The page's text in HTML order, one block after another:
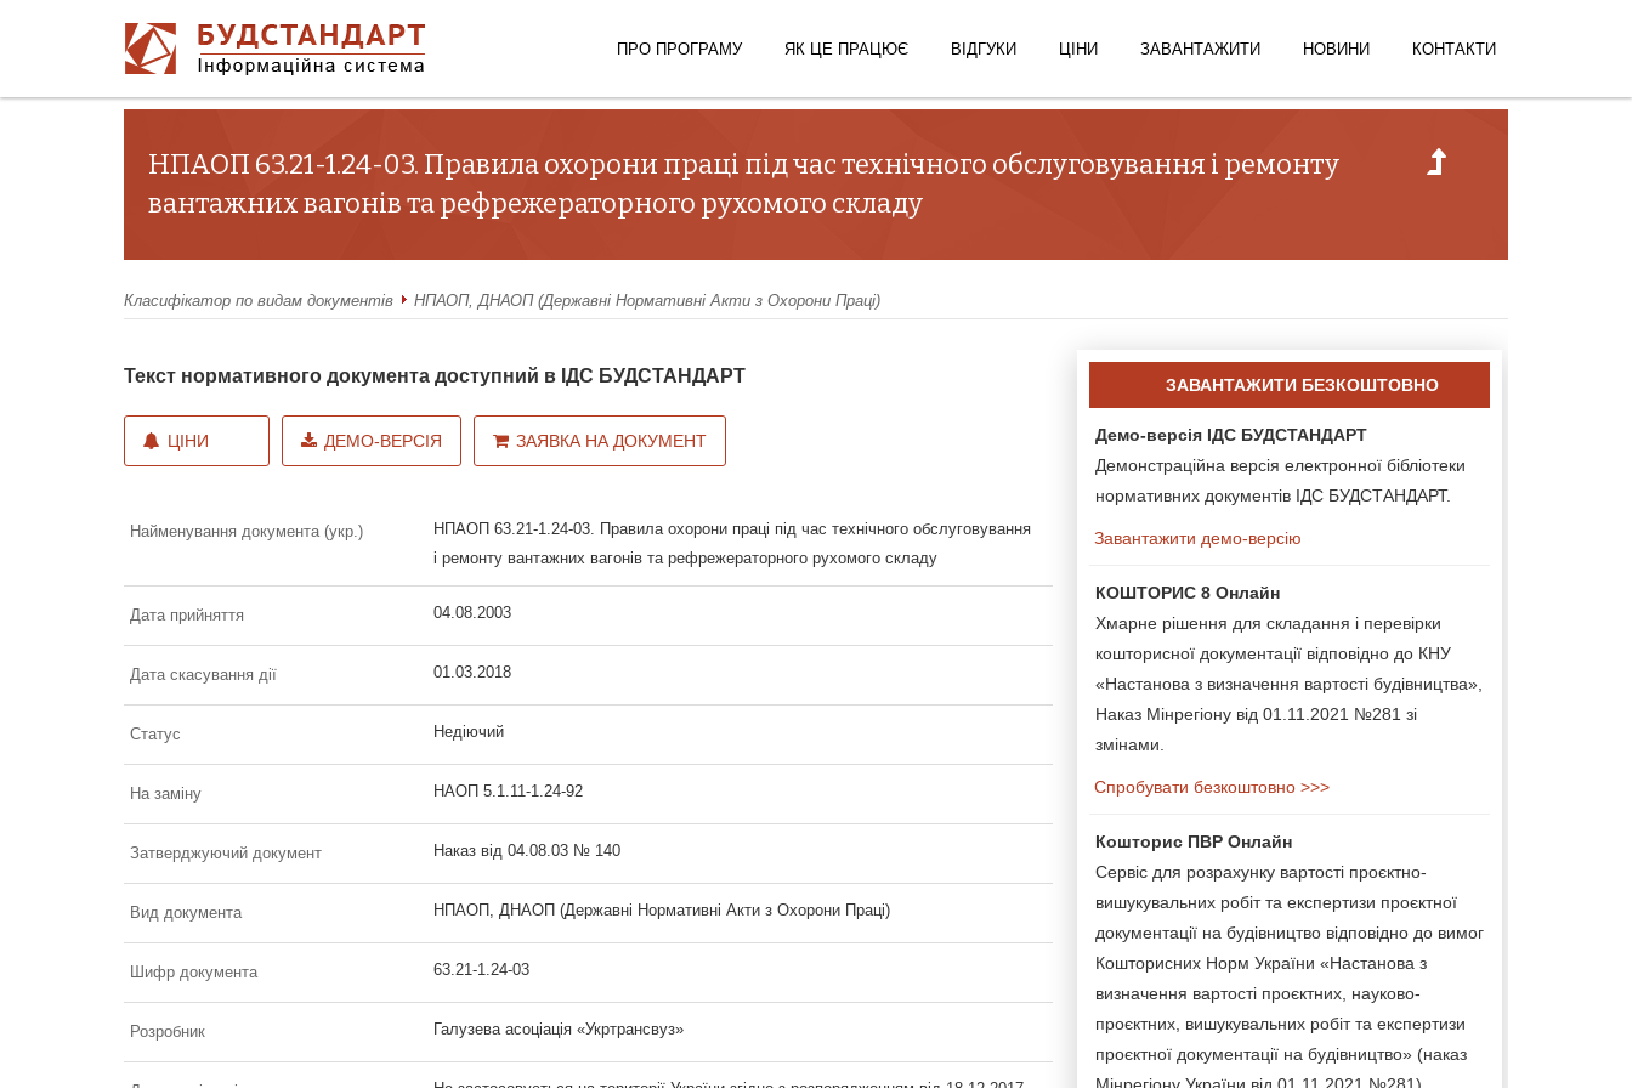
ПРО ПРОГРАМУ ЯК ЦЕ ПРАЦЮЄ ВІДГУКИ ЦІНИ ЗАВАНТАЖИТИ НОВИНИ КОНТАКТИ
НПАОП 63.21-1.24-03. Правила охорони праці під час технічного обслуговування і ремонту
вантажних вагонів та рефрежераторного рухомого складу
Класифікатор по видам документів НПАОП, ДНАОП (Державні Нормативні Акти з Охорони Праці)
Текст нормативного документа доступний в ІДС БУДСТАНДАРТ
ЦІНИ ДЕМО-ВЕРСІЯ ЗАЯВКА НА ДОКУМЕНТ
Найменування документа (укр.)
НПАОП 63.21-1.24-03. Правила охорони праці під час технічного обслуговування
і ремонту вантажних вагонів та рефрежераторного рухомого складу
Дата прийняття 04.08.2003
Дата скасування дії 01.03.2018
Статус Недіючий
На заміну НАОП 5.1.11-1.24-92
Затверджуючий документ Наказ від 04.08.03 № 140
Вид документа НПАОП, ДНАОП (Державні Нормативні Акти з Охорони Праці)
Шифр документа 63.21-1.24-03
Розробник Галузева асоціація «Укртрансвуз»
ЗАВАНТАЖИТИ БЕЗКОШТОВНО
Демо-версія ІДС БУДСТАНДАРТ
Демонстраційна версія електронної бібліотеки
нормативних документів ІДС БУДСТАНДАРТ.
Завантажити демо-версію
КОШТОРИС 8 Онлайн
Хмарне рішення для складання і перевірки
кошторисної документації відповідно до КНУ
«Настанова з визначення вартості будівництва»,
Наказ Мінрегіону від 01.11.2021 №281 зі
змінами.
Спробувати безкоштовно >>>
Кошторис ПВР Онлайн
Сервіс для розрахунку вартості проєктно-
вишукувальних робіт та експертизи проєктної
документації на будівництво відповідно до вимог
Кошторисних Норм України «Настанова з
визначення вартості проєктних, науково-
проєктних, вишукувальних робіт та експертизи
проєктної документації на будівництво» (наказ
Мінрегіону України від 01.11.2021 №281).